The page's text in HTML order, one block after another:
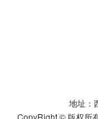
地址：
CopyRight © 版权所